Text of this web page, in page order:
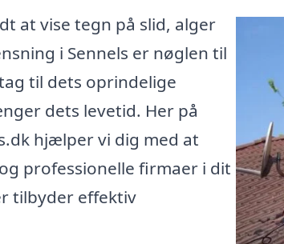
at vise tegn på slid, alger
i Sennels er nøglen til
til dets oprindelige
dets levetid. Her på
hjælper vi dig med at
professionelle firmaer i dit
tilbyder effektiv